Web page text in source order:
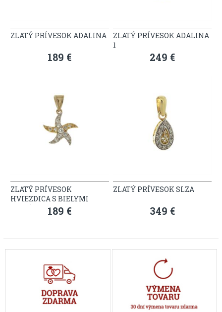
ZLATÝ PRÍVESOK ADALINA
189 €
ZLATÝ PRÍVESOK ADALINA
1
249 €
ZLATÝ PRÍVESOK
HVIEZDICA S BIELYMI
ZIRKÓNMI189 €
ZLATÝ PRÍVESOK SLZA
349 €